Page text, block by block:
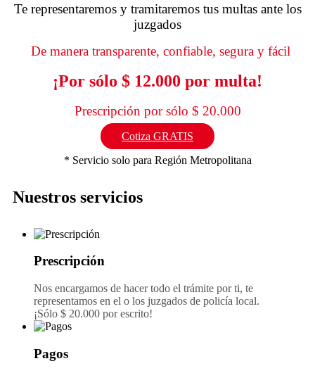
Te representaremos y tramitaremos tus multas ante los
juzgados
De manera transparente, confiable, segura y fácil
¡Por sólo $ 12.000 por multa!
Prescripción por sólo $ 20.000
Cotiza GRATIS
* Servicio solo para Región Metropolitana
Nuestros servicios
Prescripción
Nos encargamos de hacer todo el trámite por ti, te
representamos en el o los juzgados de policía local.
¡Sólo $ 20.000 por escrito!
Pagos